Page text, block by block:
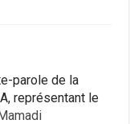
parole de la
représentant le